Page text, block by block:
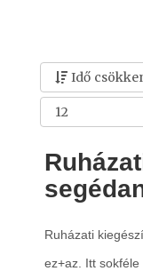
Ruházati
ez+az. Itt sokféle